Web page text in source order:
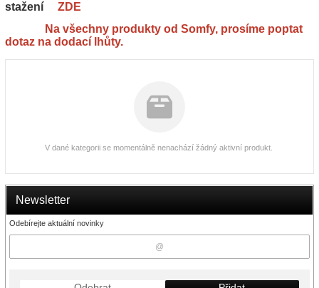
Newsletter
Odebírejte aktuální novinky
stažení ZDE
Na všechny produkty od Somfy, prosíme poptat
dotaz na dodací lhůty.
V dané kategorii se momentálně nenachází žádný aktivní produkt.